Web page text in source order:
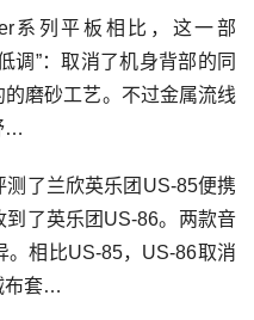
列平板相比，这一部
调”：取消了机身背部的同
磨砂工艺。不过金属流线
…
了兰欣英乐团US-85便携
了英乐团US-86。两款音
。相比US-85，US-86取消
布套…